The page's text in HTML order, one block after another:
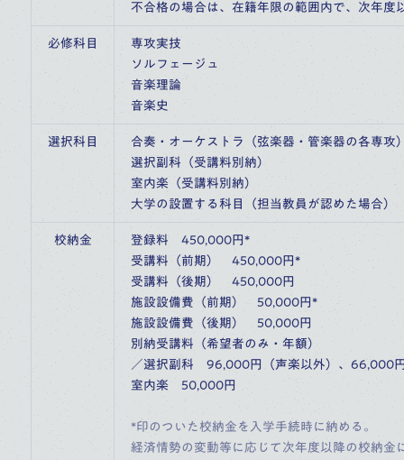
不合格の場合は、在籍年限の範囲内で、次年度
必修科目
専攻実技
ソルフェージュ
音楽理論
音楽史
選択科目
合奏・オーケストラ（弦楽器・管楽器の各専攻
選択副科（受講料別納）
室内楽（受講料別納）
大学の設置する科目（担当教員が認めた場合）
校納金
登録料　450,000円*
受講料（前期）　450,000円*
受講料（後期）　450,000円
施設設備費（前期）　50,000円*
施設設備費（後期）　50,000円
別納受講料（希望者のみ・年額）
／選択副科　96,000円（声楽以外）、66,000
室内楽　50,000円
*印のついた校納金を入学手続時に納める。
経済情勢の変動等に応じて次年度以降の校納金